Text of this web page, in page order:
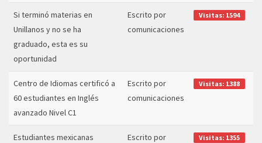
Si terminó materias en
Unillanos y no se ha
graduado, esta es su
oportunidad
Escrito por
comunicaciones
Visitas: 1594
Centro de Idiomas certificó a
60 estudiantes en Inglés
avanzado Nivel C1
Escrito por
comunicaciones
Visitas: 1388
Estudiantes mexicanas
Escrito por
Visitas: 1355